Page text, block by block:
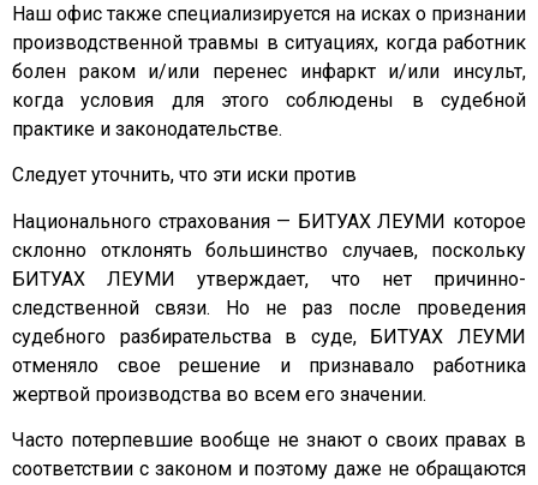
Наш офис также специализируется на исках о признании
производственной травмы в ситуациях, когда работник
болен раком и/или перенес инфаркт и/или инсульт,
когда условия для этого соблюдены в судебной
практике и законодательстве.
Следует уточнить, что эти иски против
Национального страхования — БИТУАХ ЛЕУМИ которое
склонно отклонять большинство случаев, поскольку
БИТУАХ ЛЕУМИ утверждает, что нет причинно-
следственной связи. Но не раз после проведения
судебного разбирательства в суде, БИТУАХ ЛЕУМИ
отменяло свое решение и признавало работника
жертвой производства во всем его значении.
Часто потерпевшие вообще не знают о своих правах в
соответствии с законом и поэтому даже не обращаются